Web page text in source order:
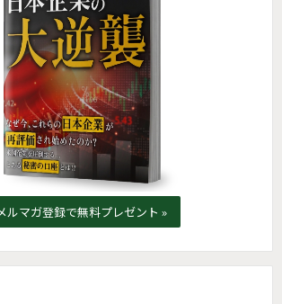
ルマガ登録で無料プレゼント »